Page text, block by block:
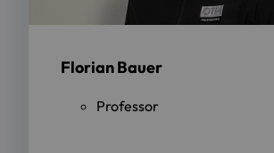
Florian Bauer
Professor